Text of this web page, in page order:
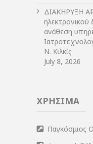
ΔIΑΚΗΡΥΞΗ
ηλεκτρονικού
ανάθεση
Ν. Κιλκίς
July 8, 2026
ΧΡΗΣΙΜΑ
Παγκόσμιος